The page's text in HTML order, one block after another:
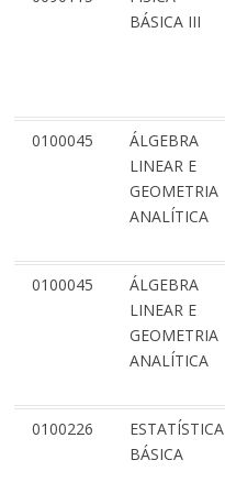
BÁSICA III
0100045
ÁLGEBRA
LINEAR E
GEOMETRIA
ANALÍTICA
0100045
ÁLGEBRA
LINEAR E
GEOMETRIA
ANALÍTICA
0100226
ESTATÍSTICA
BÁSICA